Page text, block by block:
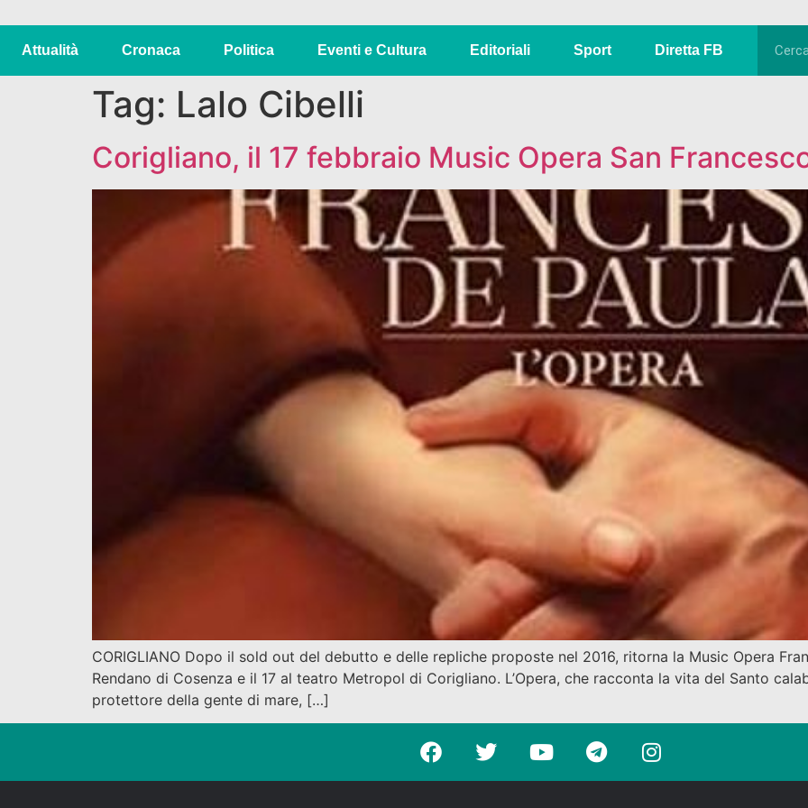
Attualità Cronaca Politica Eventi e Cultura Editoriali Sport Diretta FB
Tag: Lalo Cibelli
Corigliano, il 17 febbraio Music Opera San
CORIGLIANO Dopo il sold out del debutto e delle repliche proposte nel 2016, ritorna la Music Opera
Rendano di Cosenza e il 17 al teatro Metropol di Corigliano. L’Opera, che racconta la vita del Santo
protettore della gente di mare, […]